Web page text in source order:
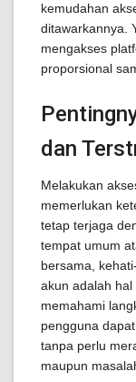
kemudahan
ditawarkannya.
mengakses
proporsional
dan
Melakukan
memerlukan
tetap terjaga
tempat umum
bersama,
akun adalah
memahami
pengguna
tanpa perlu
maupun